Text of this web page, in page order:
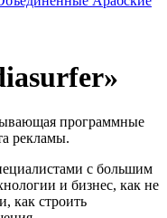
программные
рекламы.
с большим
и бизнес, как не
как строить